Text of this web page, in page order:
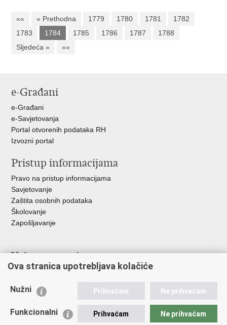
«« « Prethodna 1779 1780 1781
1782
1783
1784 1785 1786 1787
1788
Sljedeća »
»»
e-Građani
e-Građani
e-Savjetovanja
Portal otvorenih podataka RH
Izvozni portal
Pristup informacijama
Pravo na pristup informacijama
Savjetovanje
Zaštita osobnih podataka
Školovanje
Zapošljavanje
Važne poveznice
Ministarstvo unutarnjih poslova
Udruge
Policijska akademija
Ova stranica upotrebljava kolačiće
Nužni Prihvaćam Ne prihvaćam
Funkcionalni Prihvaćam Ne prihvaćam